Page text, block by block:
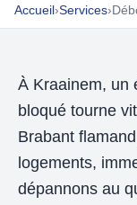
Accueil›Services›
À Kraainem, un
bloqué tourne
Brabant
logements,
dépannons au